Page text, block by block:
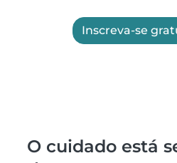
Inscreva-se
O cuidado está